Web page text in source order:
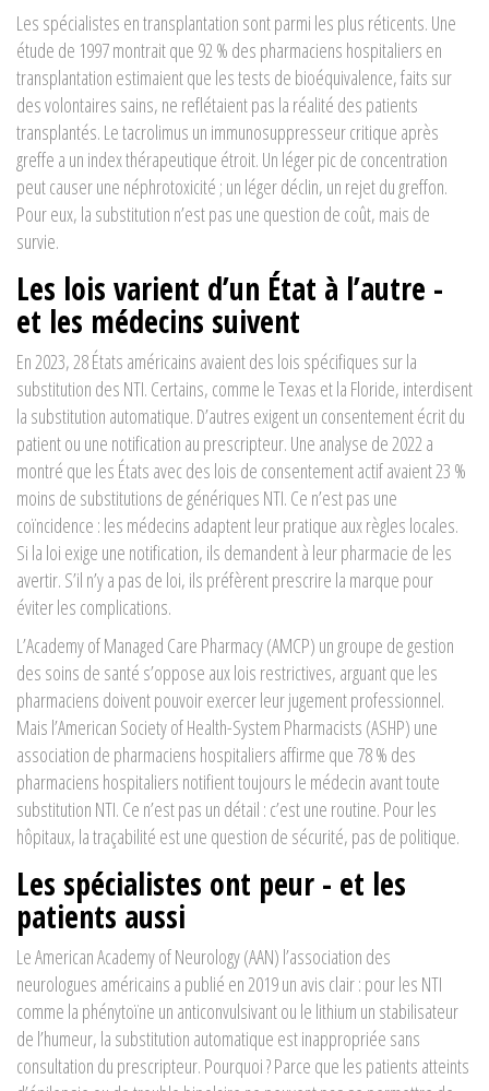
Les spécialistes en transplantation sont parmi les plus réticents. Une
étude de 1997 montrait que 92 % des pharmaciens hospitaliers en
transplantation estimaient que les tests de bioéquivalence, faits sur
des volontaires sains, ne reflétaient pas la réalité des patients
transplantés. Letacrolimus un immunosuppresseur critique après
greffe a un index thérapeutique étroit. Un léger pic de concentration
peut causer une néphrotoxicité ; un léger déclin, un rejet du greffon.
Pour eux, la substitution n’est pas une question de coût, mais de
survie.
Les lois varient d’un État à l’autre -
et les médecins suivent
En 2023, 28 États américains avaient des lois spécifiques sur la
substitution des NTI. Certains, comme le Texas et la Floride, interdisent
la substitution automatique. D’autres exigent un consentement écrit du
patient ou une notification au prescripteur. Une analyse de 2022 a
montré que les États avec des lois de consentement actif avaient 23 %
moins de substitutions de génériques NTI. Ce n’est pas une
coïncidence : les médecins adaptent leur pratique aux règles locales.
Si la loi exige une notification, ils demandent à leur pharmacie de les
avertir. S’il n’y a pas de loi, ils préfèrent prescrire la marque pour
éviter les complications.
L’Academy of Managed Care Pharmacy (AMCP) un groupe de gestion
des soins de santé s’oppose aux lois restrictives, arguant que les
pharmaciens doivent pouvoir exercer leur jugement professionnel.
Mais l’American Society of Health-System Pharmacists (ASHP) une
association de pharmaciens hospitaliers affirme que 78 % des
pharmaciens hospitaliers notifient toujours le médecin avant toute
substitution NTI. Ce n’est pas un détail : c’est une routine. Pour les
hôpitaux, la traçabilité est une question de sécurité, pas de politique.
Les spécialistes ont peur - et les
patients aussi
LeAmerican Academy of Neurology (AAN) l’association des
neurologues américains a publié en 2019 un avis clair : pour les NTI
comme la phénytoïne un anticonvulsivantou le lithium un stabilisateur
de l’humeur, la substitution automatique est inappropriée sans
consultation du prescripteur. Pourquoi ? Parce que les patients atteints